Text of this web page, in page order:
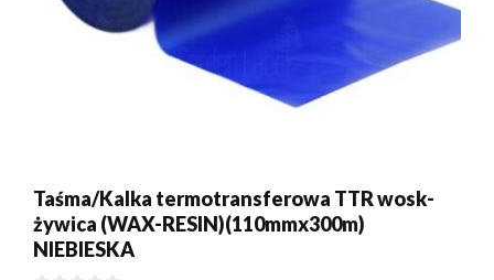
Taśma/Kalka termotransferowa TTR wosk-
żywica (WAX-RESIN)(110mmx300m)
NIEBIESKA